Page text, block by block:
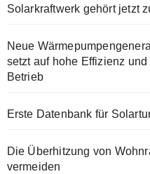
Solarkraftwerk gehört jetzt
Neue
setzt auf hohe Effizienz
Betrieb
Erste Datenbank für
Die Überhitzung von
vermeiden